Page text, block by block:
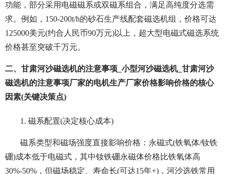
功能，部分采用电磁磁系或双磁系组合，满足高纯度分选需
求。例如，150-200t/h的砂石生产线配套磁选机组，价格可达
125000美元(约合人民币90万元)以上，超大型电磁式磁选系统
价格甚至突破千万元。
二、甘肃河沙磁选机的注意事项_小型河沙磁选机_甘肃河沙
磁选机的注意事项厂家的电机生产厂家价格影响价格的核心
因素(关键决策点)
1. 磁系配置(决定核心成本)
磁系类型和磁场强度直接影响价格：永磁式(铁氧体/钕铁
硼)成本低于电磁式，其中钕铁硼永磁体价格比铁氧体高
30%-50%，但磁场稳定、寿命长(可达15年+)，河沙选铁常用